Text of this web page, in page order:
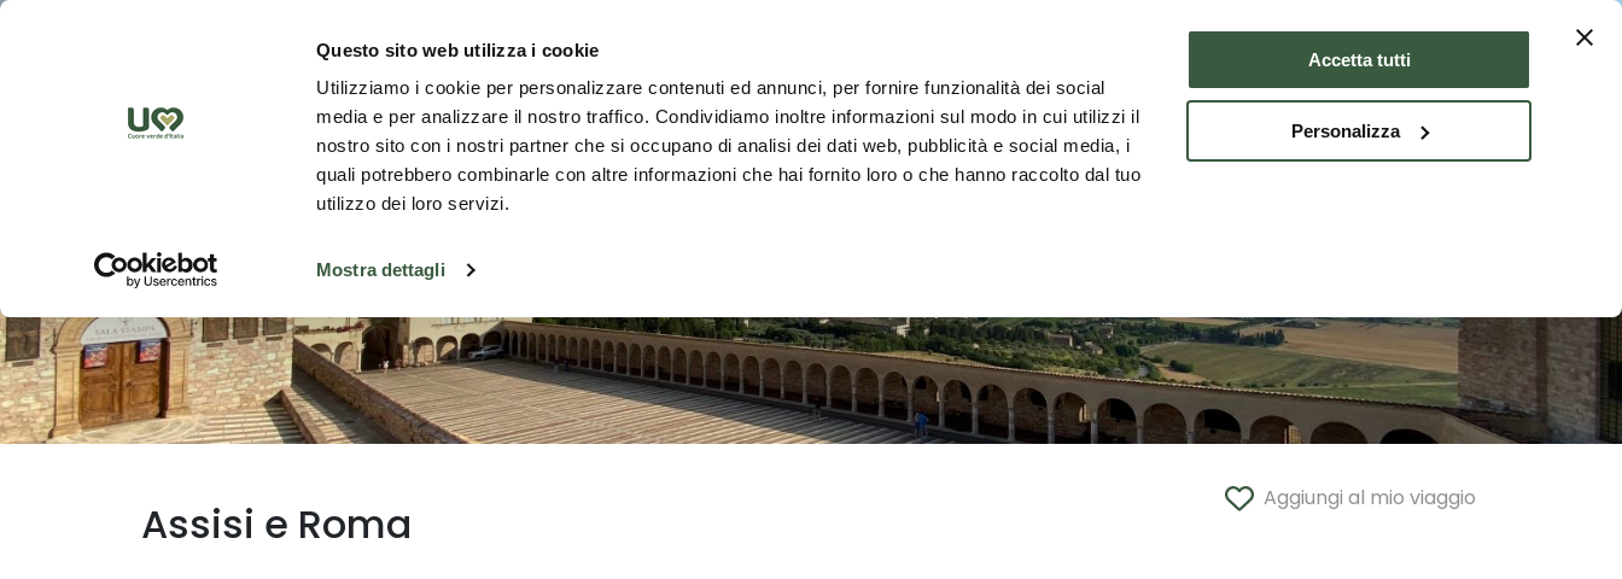
Questo sito web utilizza i cookie
Utilizziamo i cookie per personalizzare contenuti ed annunci, per fornire funzionalità dei social
media e per analizzare il nostro traffico. Condividiamo inoltre informazioni sul modo in cui utilizzi il
nostro sito con i nostri partner che si occupano di analisi dei dati web, pubblicità e social media, i
quali potrebbero combinarle con altre informazioni che hai fornito loro o che hanno raccolto dal tuo
utilizzo dei loro servizi.
Mostra dettagli
Accetta tutti
Personalizza
Scopri il territorio
Aggiungi al mio viaggio
Assisi e Roma